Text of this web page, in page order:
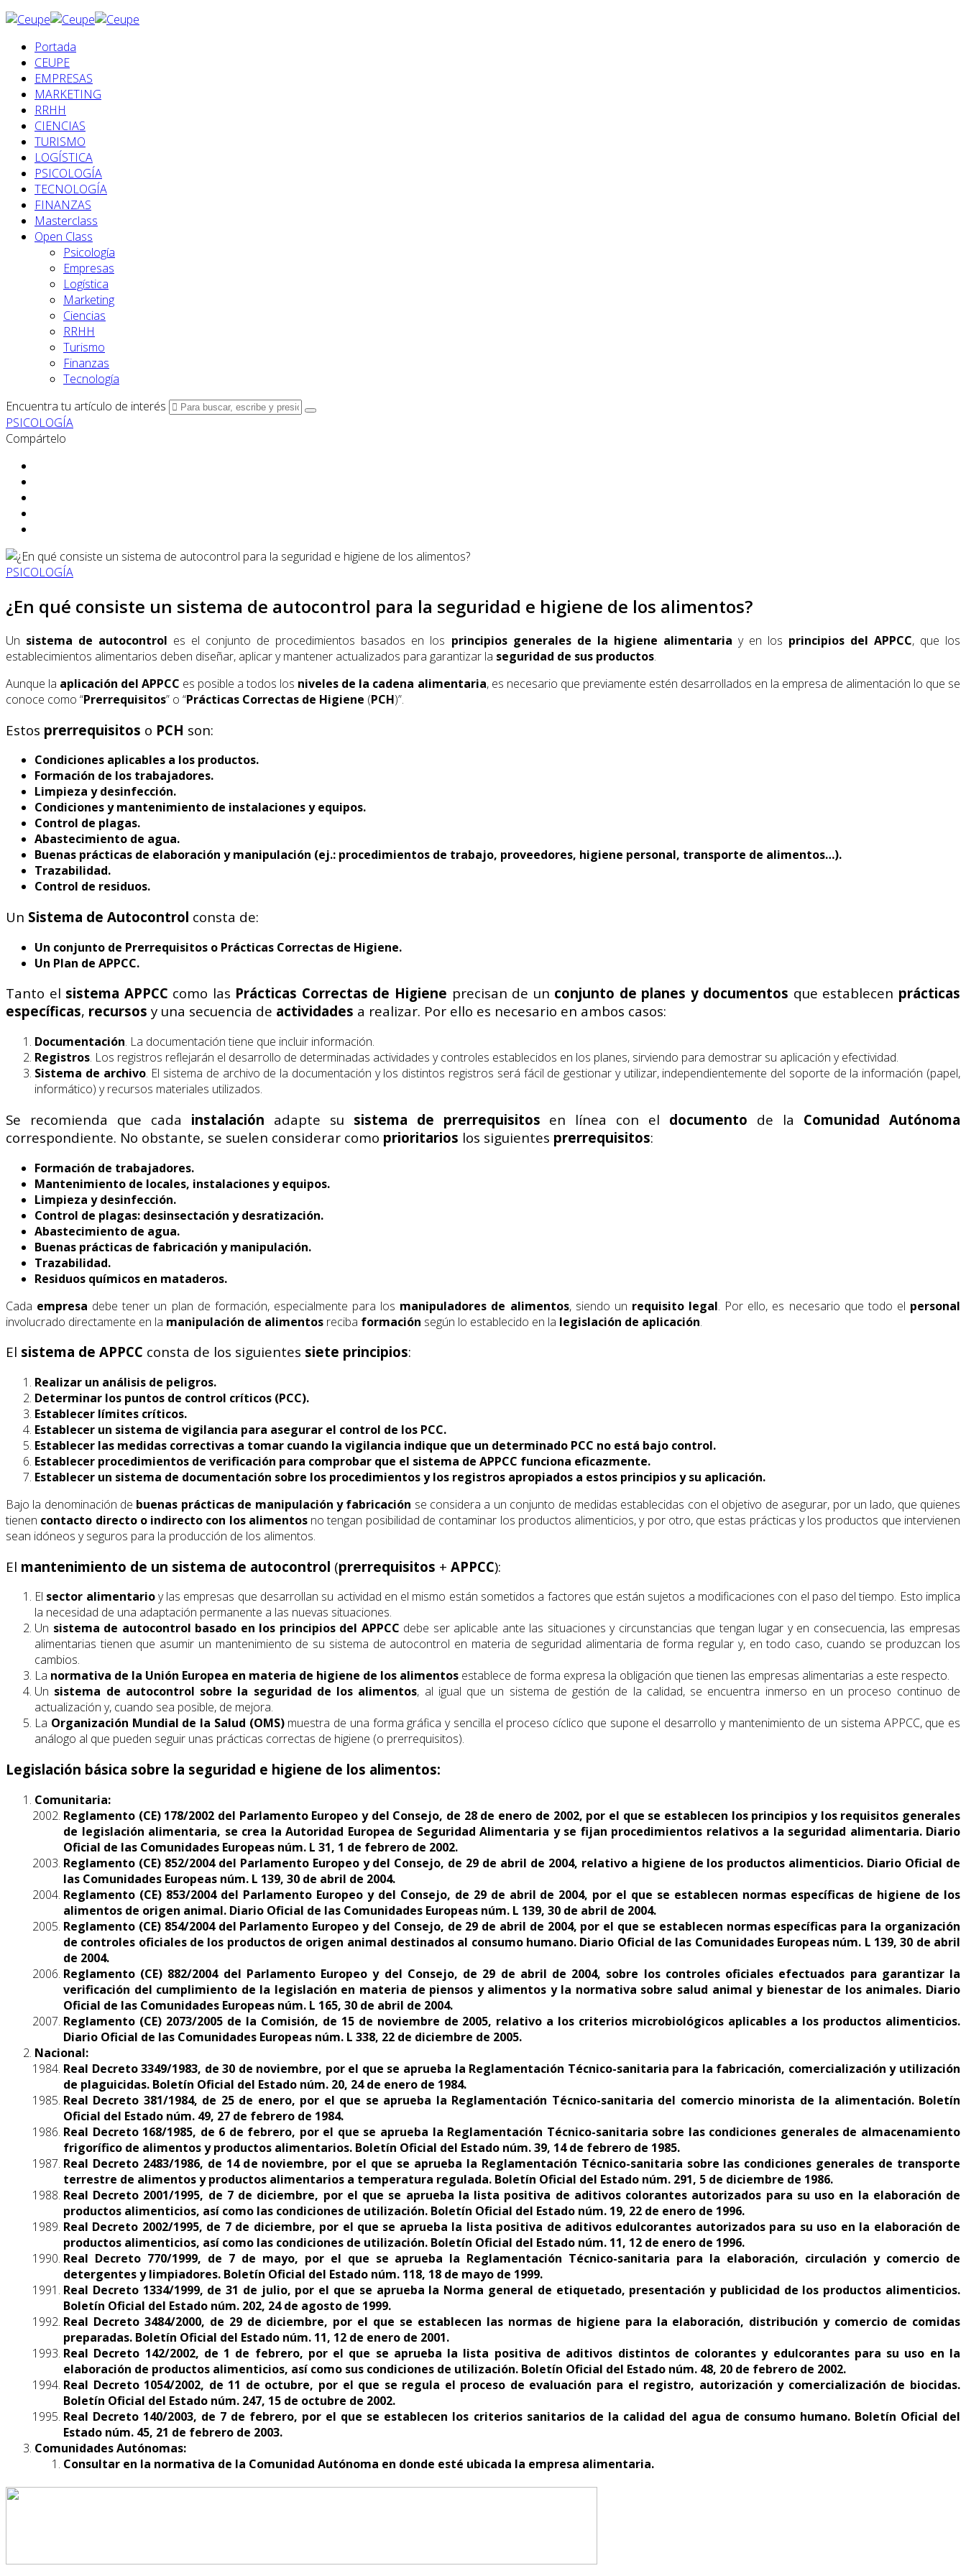
Portada
CEUPE
EMPRESAS
MARKETING
RRHH
CIENCIAS
TURISMO
LOGÍSTICA
PSICOLOGÍA
TECNOLOGÍA
FINANZAS
Masterclass
Open Class
Psicología
Empresas
Logística
Marketing
Ciencias
RRHH
Turismo
Finanzas
Tecnología
Encuentra tu artículo de interés
PSICOLOGÍA
Compártelo
PSICOLOGÍA
¿En qué consiste un sistema de autocontrol para la seguridad e higiene de los alimentos?
Un sistema de autocontrol es el conjunto de procedimientos basados en los principios generales de la higiene alimentaria y en los principios del APPCC, que los
establecimientos alimentarios deben diseñar, aplicar y mantener actualizados para garantizar la seguridad de sus productos.
Aunque la aplicación del APPCC es posible a todos los niveles de la cadena alimentaria, es necesario que previamente estén desarrollados en la empresa de alimentación lo que se
conoce como “Prerrequisitos” o “Prácticas Correctas de Higiene (PCH)”.
Estos prerrequisitos o PCH son:
Condiciones aplicables a los productos.
Formación de los trabajadores.
Limpieza y desinfección.
Condiciones y mantenimiento de instalaciones y equipos.
Control de plagas.
Abastecimiento de agua.
Buenas prácticas de elaboración y manipulación (ej.: procedimientos de trabajo, proveedores, higiene personal, transporte de alimentos…).
Trazabilidad.
Control de residuos.
Un Sistema de Autocontrol consta de:
Un conjunto de Prerrequisitos o Prácticas Correctas de Higiene.
Un Plan de APPCC.
Tanto el sistema APPCC como las Prácticas Correctas de Higiene precisan de un conjunto de planes y documentos que establecen prácticas
específicas, recursos y una secuencia de actividades a realizar. Por ello es necesario en ambos casos:
Documentación. La documentación tiene que incluir información.
Registros. Los registros reflejarán el desarrollo de determinadas actividades y controles establecidos en los planes, sirviendo para demostrar su aplicación y efectividad.
Sistema de archivo. El sistema de archivo de la documentación y los distintos registros será fácil de gestionar y utilizar, independientemente del soporte de la información (papel,
informático) y recursos materiales utilizados.
Se recomienda que cada instalación adapte su sistema de prerrequisitos en línea con el documento de la Comunidad Autónoma
correspondiente. No obstante, se suelen considerar como prioritarios los siguientes prerrequisitos:
Formación de trabajadores.
Mantenimiento de locales, instalaciones y equipos.
Limpieza y desinfección.
Control de plagas: desinsectación y desratización.
Abastecimiento de agua.
Buenas prácticas de fabricación y manipulación.
Trazabilidad.
Residuos químicos en mataderos.
Cada empresa debe tener un plan de formación, especialmente para los manipuladores de alimentos, siendo un requisito legal. Por ello, es necesario que todo el personal
involucrado directamente en la manipulación de alimentos reciba formación según lo establecido en la legislación de aplicación.
El sistema de APPCC consta de los siguientes siete principios:
Realizar un análisis de peligros.
Determinar los puntos de control críticos (PCC).
Establecer límites críticos.
Establecer un sistema de vigilancia para asegurar el control de los PCC.
Establecer las medidas correctivas a tomar cuando la vigilancia indique que un determinado PCC no está bajo control.
Establecer procedimientos de verificación para comprobar que el sistema de APPCC funciona eficazmente.
Establecer un sistema de documentación sobre los procedimientos y los registros apropiados a estos principios y su aplicación.
Bajo la denominación de buenas prácticas de manipulación y fabricación se considera a un conjunto de medidas establecidas con el objetivo de asegurar, por un lado, que quienes
tienen contacto directo o indirecto con los alimentosno tengan posibilidad de contaminar los productos alimenticios, y por otro, que estas prácticas y los productos que intervienen
sean idóneos y seguros para la producción de los alimentos.
El mantenimiento de un sistema de autocontrol (prerrequisitos + APPCC):
El sector alimentarioy las empresas que desarrollan su actividad en el mismo están sometidos a factores que están sujetos a modificaciones con el paso del tiempo. Esto implica
la necesidad de una adaptación permanente a las nuevas situaciones.
Un sistema de autocontrol basado en los principios del APPCC debe ser aplicable ante las situaciones y circunstancias que tengan lugar y en consecuencia, las empresas
alimentarias tienen que asumir un mantenimiento de su sistema de autocontrol en materia de seguridad alimentaria de forma regular y, en todo caso, cuando se produzcan los
cambios.
La normativa de la Unión Europea en materia de higiene de los alimentos establece de forma expresa la obligación que tienen las empresas alimentarias a este respecto.
Un sistema de autocontrol sobre la seguridad de los alimentos, al igual que un sistema de gestión de la calidad, se encuentra inmerso en un proceso continuo de
actualización y, cuando sea posible, de mejora.
La Organización Mundial de la Salud (OMS)muestra de una forma gráfica y sencilla el proceso cíclico que supone el desarrollo y mantenimiento de un sistema APPCC, que es
análogo al que pueden seguir unas prácticas correctas de higiene (o prerrequisitos).
Legislación básica sobre la seguridad e higiene de los alimentos:
Comunitaria:
Reglamento (CE) 178/2002 del Parlamento Europeo y del Consejo, de 28 de enero de 2002, por el que se establecen los principios y los requisitos generales
de legislación alimentaria, se crea la Autoridad Europea de Seguridad Alimentaria y se fijan procedimientos relativos a la seguridad alimentaria. Diario
Oficial de las Comunidades Europeas núm. L 31, 1 de febrero de 2002.
Reglamento (CE) 852/2004 del Parlamento Europeo y del Consejo, de 29 de abril de 2004, relativo a higiene de los productos alimenticios. Diario Oficial de
las Comunidades Europeas núm. L 139, 30 de abril de 2004.
Reglamento (CE) 853/2004 del Parlamento Europeo y del Consejo, de 29 de abril de 2004, por el que se establecen normas específicas de higiene de los
alimentos de origen animal. Diario Oficial de las Comunidades Europeas núm. L 139, 30 de abril de 2004.
Reglamento (CE) 854/2004 del Parlamento Europeo y del Consejo, de 29 de abril de 2004, por el que se establecen normas específicas para la organización
de controles oficiales de los productos de origen animal destinados al consumo humano. Diario Oficial de las Comunidades Europeas núm. L 139, 30 de abril
de 2004.
Reglamento (CE) 882/2004 del Parlamento Europeo y del Consejo, de 29 de abril de 2004, sobre los controles oficiales efectuados para garantizar la
verificación del cumplimiento de la legislación en materia de piensos y alimentos y la normativa sobre salud animal y bienestar de los animales. Diario
Oficial de las Comunidades Europeas núm. L 165, 30 de abril de 2004.
Reglamento (CE) 2073/2005 de la Comisión, de 15 de noviembre de 2005, relativo a los criterios microbiológicos aplicables a los productos alimenticios.
Diario Oficial de las Comunidades Europeas núm. L 338, 22 de diciembre de 2005.
Nacional:
Real Decreto 3349/1983, de 30 de noviembre, por el que se aprueba la Reglamentación Técnico-sanitaria para la fabricación, comercialización y utilización
de plaguicidas. Boletín Oficial del Estado núm. 20, 24 de enero de 1984.
Real Decreto 381/1984, de 25 de enero, por el que se aprueba la Reglamentación Técnico-sanitaria del comercio minorista de la alimentación. Boletín
Oficial del Estado núm. 49, 27 de febrero de 1984.
Real Decreto 168/1985, de 6 de febrero, por el que se aprueba la Reglamentación Técnico-sanitaria sobre las condiciones generales de almacenamiento
frigorífico de alimentos y productos alimentarios. Boletín Oficial del Estado núm. 39, 14 de febrero de 1985.
Real Decreto 2483/1986, de 14 de noviembre, por el que se aprueba la Reglamentación Técnico-sanitaria sobre las condiciones generales de transporte
terrestre de alimentos y productos alimentarios a temperatura regulada. Boletín Oficial del Estado núm. 291, 5 de diciembre de 1986.
Real Decreto 2001/1995, de 7 de diciembre, por el que se aprueba la lista positiva de aditivos colorantes autorizados para su uso en la elaboración de
productos alimenticios, así como las condiciones de utilización. Boletín Oficial del Estado núm. 19, 22 de enero de 1996.
Real Decreto 2002/1995, de 7 de diciembre, por el que se aprueba la lista positiva de aditivos edulcorantes autorizados para su uso en la elaboración de
productos alimenticios, así como las condiciones de utilización. Boletín Oficial del Estado núm. 11, 12 de enero de 1996.
Real Decreto 770/1999, de 7 de mayo, por el que se aprueba la Reglamentación Técnico-sanitaria para la elaboración, circulación y comercio de
detergentes y limpiadores. Boletín Oficial del Estado núm. 118, 18 de mayo de 1999.
Real Decreto 1334/1999, de 31 de julio, por el que se aprueba la Norma general de etiquetado, presentación y publicidad de los productos alimenticios.
Boletín Oficial del Estado núm. 202, 24 de agosto de 1999.
Real Decreto 3484/2000, de 29 de diciembre, por el que se establecen las normas de higiene para la elaboración, distribución y comercio de comidas
preparadas. Boletín Oficial del Estado núm. 11, 12 de enero de 2001.
Real Decreto 142/2002, de 1 de febrero, por el que se aprueba la lista positiva de aditivos distintos de colorantes y edulcorantes para su uso en la
elaboración de productos alimenticios, así como sus condiciones de utilización. Boletín Oficial del Estado núm. 48, 20 de febrero de 2002.
Real Decreto 1054/2002, de 11 de octubre, por el que se regula el proceso de evaluación para el registro, autorización y comercialización de biocidas.
Boletín Oficial del Estado núm. 247, 15 de octubre de 2002.
Real Decreto 140/2003, de 7 de febrero, por el que se establecen los criterios sanitarios de la calidad del agua de consumo humano. Boletín Oficial del
Estado núm. 45, 21 de febrero de 2003.
Comunidades Autónomas:
Consultar en la normativa de la Comunidad Autónoma en donde esté ubicada la empresa alimentaria.